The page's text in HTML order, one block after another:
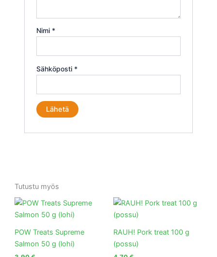
Nimi *
Sähköposti *
Tutustu myös
POW Treats Supreme
Salmon 50 g (lohi)
RAUH! Pork treat 100 g
(possu)